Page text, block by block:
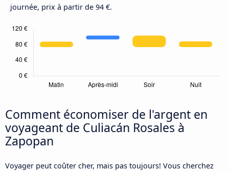
journée, prix à partir de 94 €.
Comment économiser de l'argent en
voyageant de Culiacán Rosales à
Zapopan
Voyager peut coûter cher, mais pas toujours! Vous cherchez